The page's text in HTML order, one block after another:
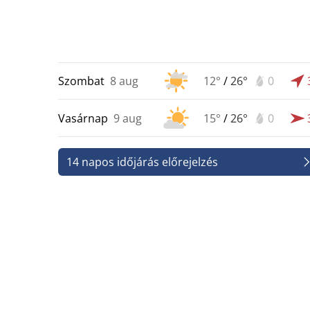
Szombat 8 aug 12° /26° 0
Vasárnap 9 aug 15° /26° 0
14 napos időjárás előrejelzés